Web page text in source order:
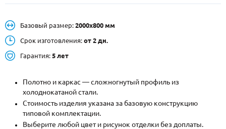
Металлические двери от производителя с доставкой и установкой в
Москве и МО
НАЙТИ:
+7 (495) 411-44-41
INFO@META-M.RU
ЗАПРОСИТЬ РАСЧЕТ
Базовый размер: 2000х800 мм
Срок изготовления: от 2 дн.
Гарантия: 5 лет
Полотно и каркас — сложногнутый профиль из
холоднокатаной стали.
Стоимость изделия указана за базовую конструкцию
типовой комплектации.
Выберите любой цвет и рисунок отделки без доплаты.